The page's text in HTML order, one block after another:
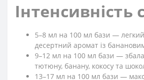
Інтенсивність
5–8 мл на 100 мл бази —
десертний аромат із
9–12 мл на 100 мл бази —
тютюну, банану, кокосу та
13–17 мл на 100 мл бази —